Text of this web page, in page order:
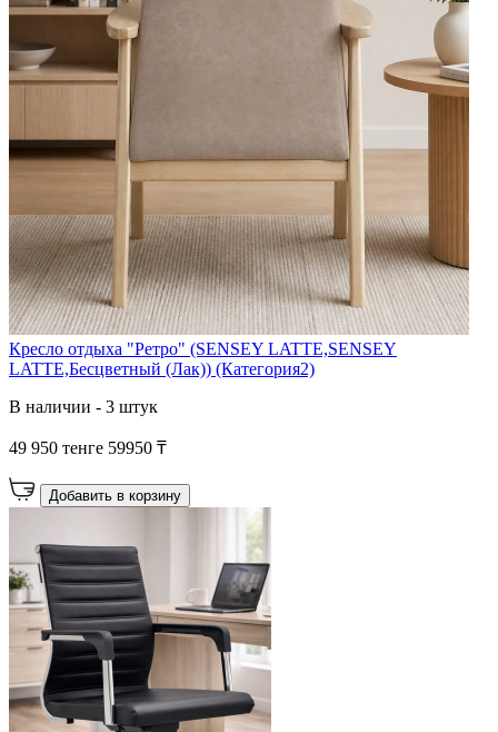
Кресло отдыха "Ретро" (SENSEY LATTE,SENSEY
LATTE,Бесцветный (Лак)) (Категория2)
В наличии - 3 штук
49 950 тенге 59950 ₸
Добавить в корзину